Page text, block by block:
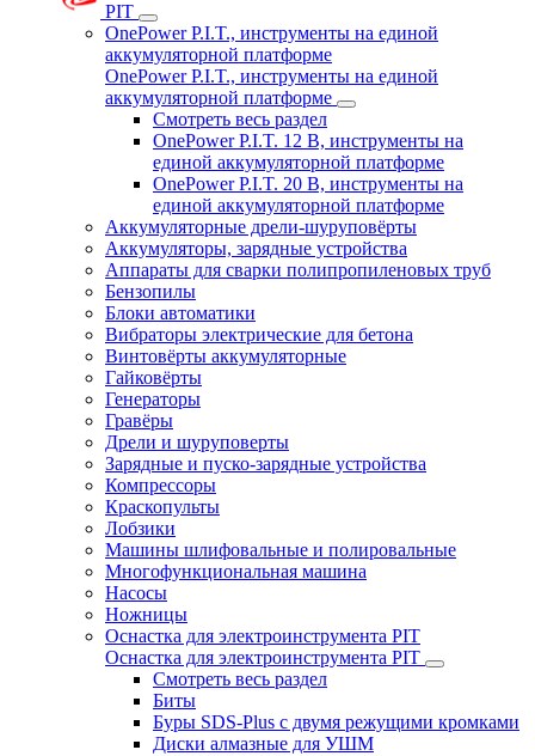
PIT
OnePower P.I.T., инструменты на единой
аккумуляторной платформе
OnePower P.I.T., инструменты на единой
аккумуляторной платформе
Смотреть весь раздел
OnePower P.I.T. 12 В, инструменты на
единой аккумуляторной платформе
OnePower P.I.T. 20 В, инструменты на
единой аккумуляторной платформе
Аккумуляторные дрели-шуруповёрты
Аккумуляторы, зарядные устройства
Аппараты для сварки полипропиленовых труб
Бензопилы
Блоки автоматики
Вибраторы электрические для бетона
Винтовёрты аккумуляторные
Гайковёрты
Генераторы
Гравёры
Дрели и шуруповерты
Зарядные и пуско-зарядные устройства
Компрессоры
Краскопульты
Лобзики
Машины шлифовальные и полировальные
Многофункциональная машина
Насосы
Ножницы
Оснастка для электроинструмента PIT
Оснастка для электроинструмента PIT
Смотреть весь раздел
Биты
Буры SDS-Plus c двумя режущими кромками
Диски алмазные для УШМ